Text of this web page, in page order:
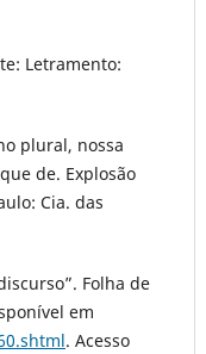
Letramento:
plural, nossa
de. Explosão
Cia. das
Folha de
em
. Acesso